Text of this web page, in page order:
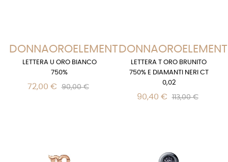
DONNAOROELEMENTS
LETTERA U ORO BIANCO
750%
72,00 € 90,00 €
LETTERA T ORO BRUNITO
750% E DIAMANTI NERI CT
0,02
90,40 € 113,00 €